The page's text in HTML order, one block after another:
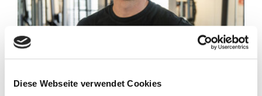
Diese Webseite verwendet Cookies